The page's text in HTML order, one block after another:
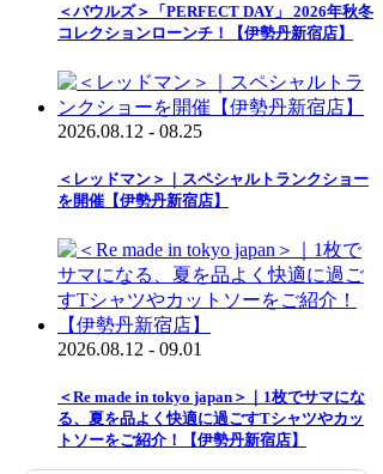
＜バウルズ＞「PERFECT DAY」 2026年秋冬
コレクションローンチ！【伊勢丹新宿店】
2026.08.12 - 08.25
＜レッドマン＞｜スペシャルトランクショー
を開催【伊勢丹新宿店】
2026.08.12 - 09.01
＜Re made in tokyo japan＞｜1枚でサマにな
る、夏を品よく快適に過ごすTシャツやカッ
トソーをご紹介！【伊勢丹新宿店】